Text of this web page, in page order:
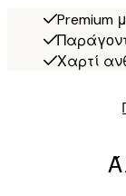
Premium
Χαρτί